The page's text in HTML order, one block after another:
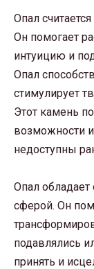
Опал
Он помогает
интуицию и
Опал
стимулирует
Этот камень
возможности
недоступны
Опал
сферой. Он
подавлялись
принять и